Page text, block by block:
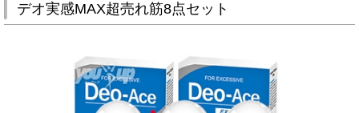
デオ実感MAX超売れ筋8点セット